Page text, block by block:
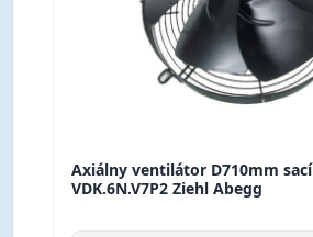
Axiálny ventilátor D710mm sací
VDK.6N.V7P2 Ziehl Abegg